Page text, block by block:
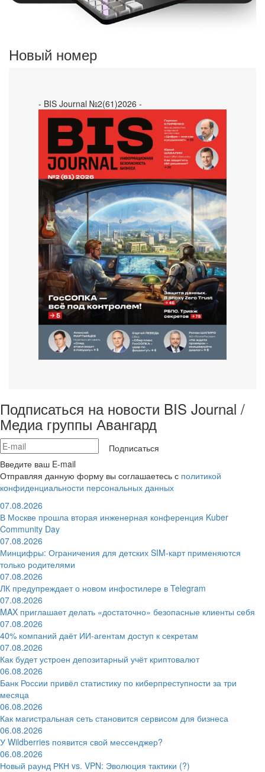
Новый номер
- BIS Journal №2(61)2026 -
Подписаться на новости BIS Journal /
Медиа группы Авангард
Подписаться
Введите ваш E-mail
Отправляя данную форму вы соглашаетесь с политикой
конфиденциальности персональных данных
07.08.2026
В Москве прошла вторая инженерная конференция Kuber
Community Day
07.08.2026
Минцифры: Ограничения для детских SIM-карт применяются
только родителями
07.08.2026
ЛК предупреждает о новом инфостилере в Telegram
07.08.2026
MAX приглашает делать «достаточно» безопасные клиенты себя
07.08.2026
40% компаний даёт ИИ‑агентам доступ к секретам
07.08.2026
Как будет устроен депозитарный учёт криптовалют
06.08.2026
Банк России привёл статистику по киберпреступности за три
месяца
06.08.2026
Как магистральная сеть становится сервисом для бизнеса
06.08.2026
У Wildberries появится свой мессенджер?
06.08.2026
Новый раунд РКН vs. VPN: Эволюция тактики (?)